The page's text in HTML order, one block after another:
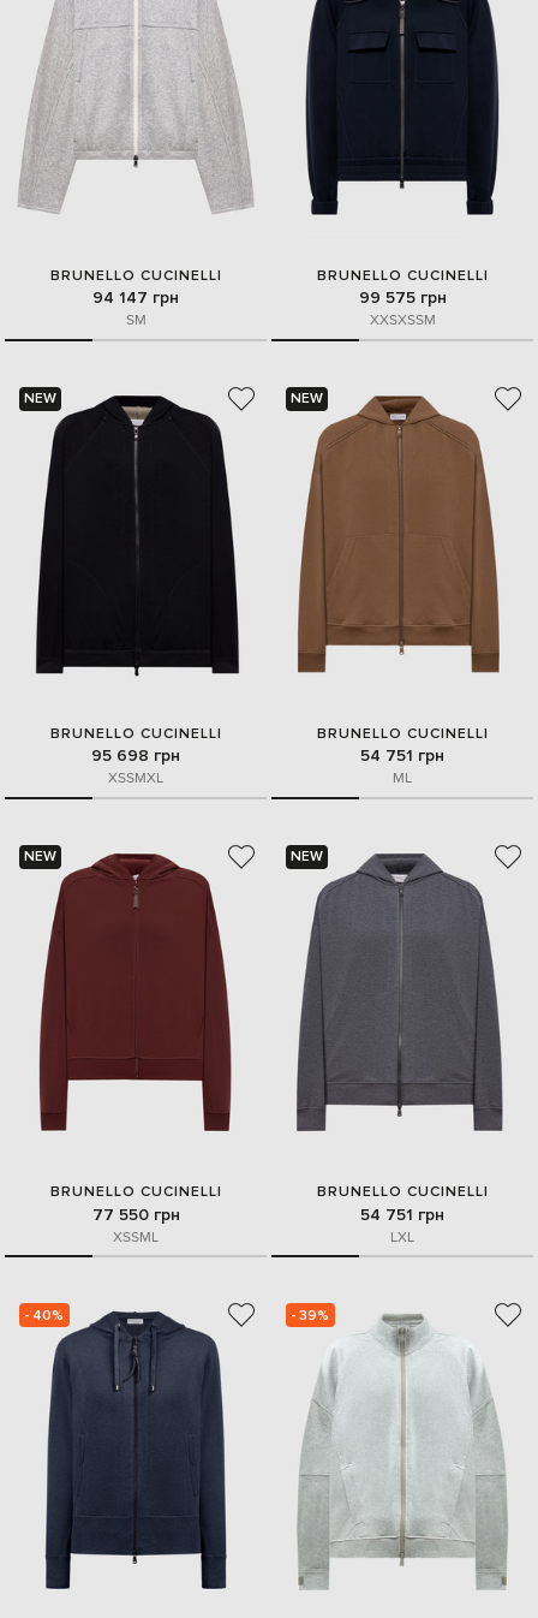
BRUNELLO CUCINELLI
94 147 грн
SM
BRUNELLO CUCINELLI
99 575 грн
XXSXSSM
NEW
BRUNELLO CUCINELLI
95 698 грн
XSSMXL
NEW
BRUNELLO CUCINELLI
54 751 грн
ML
NEW
BRUNELLO CUCINELLI
77 550 грн
XSSML
NEW
BRUNELLO CUCINELLI
54 751 грн
LXL
- 40% - 39%